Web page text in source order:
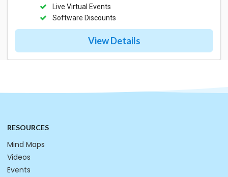
Live Virtual Events
Software Discounts
View Details
RESOURCES
Mind Maps
Videos
Events